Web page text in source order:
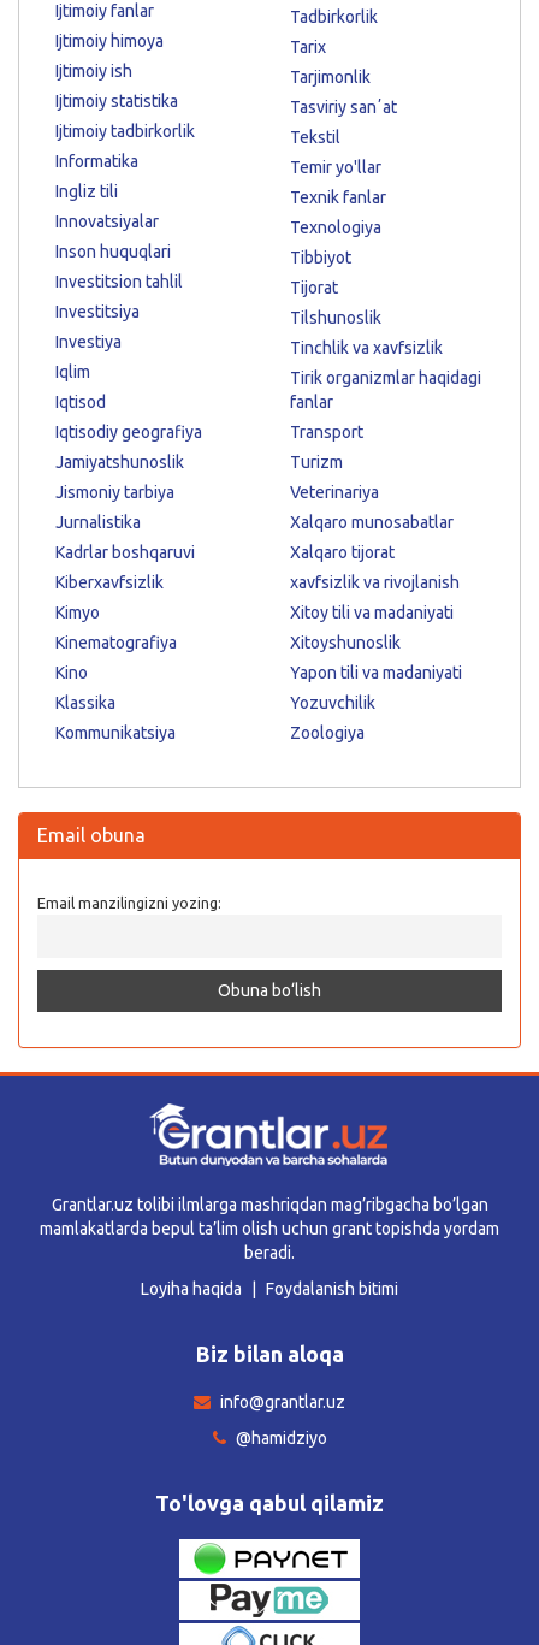
Ijtimoiy fanlar
Ijtimoiy himoya
Ijtimoiy ish
Ijtimoiy statistika
Ijtimoiy tadbirkorlik
Informatika
Ingliz tili
Innovatsiyalar
Inson huquqlari
Investitsion tahlil
Investitsiya
Investiya
Iqlim
Iqtisod
Iqtisodiy geografiya
Jamiyatshunoslik
Jismoniy tarbiya
Jurnalistika
Kadrlar boshqaruvi
Kiberxavfsizlik
Kimyo
Kinematografiya
Kino
Klassika
Kommunikatsiya
Tadbirkorlik
Tarix
Tarjimonlik
Tasviriy sanʼat
Tekstil
Temir yo'llar
Texnik fanlar
Texnologiya
Tibbiyot
Tijorat
Tilshunoslik
Tinchlik va xavfsizlik
Tirik organizmlar haqidagi
fanlar
Transport
Turizm
Veterinariya
Xalqaro munosabatlar
Xalqaro tijorat
xavfsizlik va rivojlanish
Xitoy tili va madaniyati
Xitoyshunoslik
Yapon tili va madaniyati
Yozuvchilik
Zoologiya
Email obuna
Email manzilingizni yozing:
Grantlar.uz tolibi ilmlarga mashriqdan mag’ribgacha bo’lgan
mamlakatlarda bepul ta’lim olish uchun grant topishda yordam
beradi.
Loyiha haqida
Foydalanish bitimi
Biz bilan aloqa
info@grantlar.uz
@hamidziyo
To'lovga qabul qilamiz